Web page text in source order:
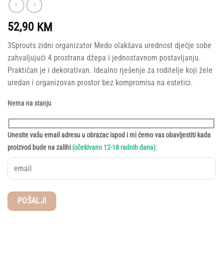
52,90 KM
3Sprouts zidni organizator Medo olakšava urednost dječje sobe
zahvaljujući 4 prostrana džepa i jednostavnom postavljanju.
Praktičan je i dekorativan. Idealno rješenje za roditelje koji žele
uredan i organizovan prostor bez kompromisa na estetici.
Nema na stanju
Unesite vašu email adresu u obrazac ispod i mi ćemo vas obavijestiti kada
proizvod bude na zalihi (očekivano 12-18 radnih dana):